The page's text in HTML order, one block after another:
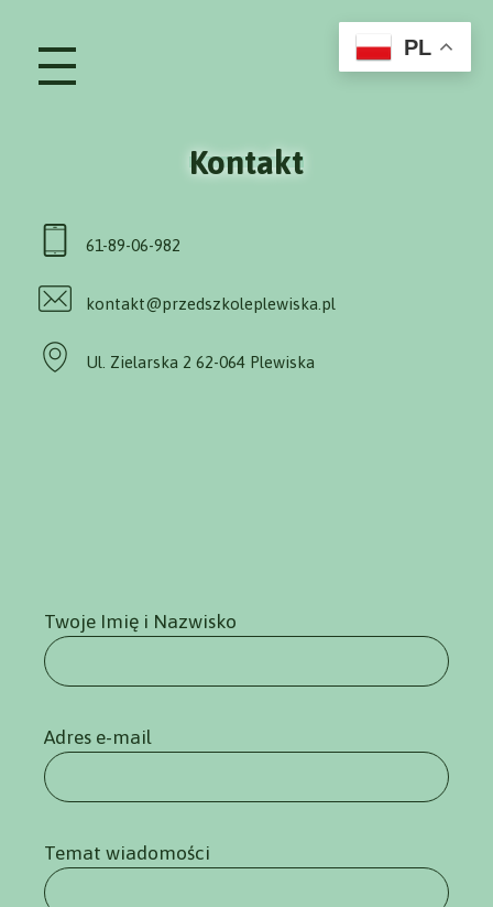
Kontakt
61-89-06-982
kontakt@przedszkoleplewiska.pl
Ul. Zielarska 2 62-064 Plewiska
Twoje Imię i Nazwisko
Adres e-mail
Temat wiadomości
PL